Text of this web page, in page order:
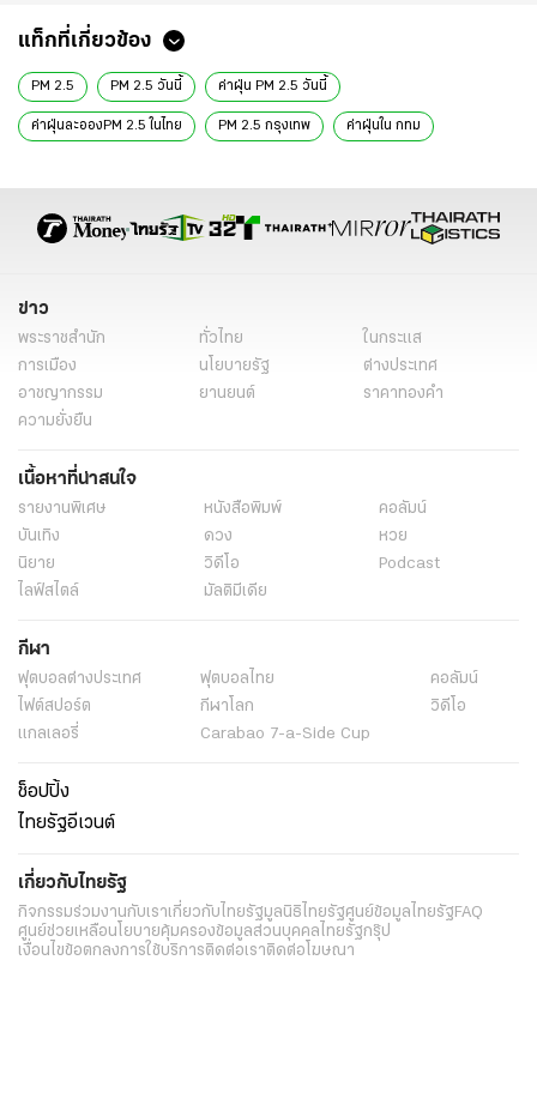
แท็กที่เกี่ยวข้อง
PM 2.5 PM 2.5 วันนี้ ค่าฝุ่น PM 2.5 วันนี้
ค่าฝุ่นละอองPM 2.5 ในไทย PM 2.5 กรุงเทพ ค่าฝุ่นใน กทม
ข่าว
พระราชสำนัก ทั่วไทย
ในกระแส
การเมือง
นโยบายรัฐ
ต่างประเทศ
อาชญากรรม
ยานยนต์
ราคาทองคำ
ความยั่งยืน
เนื้อหาที่น่าสนใจ
รายงานพิเศษ หนังสือพิมพ์
คอลัมน์
บันเทิง
ดวง
หวย
นิยาย
วิดีโอ
Podcast
ไลฟ์สไตล์
มัลติมีเดีย
กีฬา
ฟุตบอลต่่างประเทศ ฟุตบอลไทย
คอลัมน์
ไฟต์สปอร์ต
กีฬาโลก
วิดีโอ
แกลเลอรี่
Carabao 7-a-Side Cup
ช็อปปิ้ง
ไทยรัฐอีเวนต์
เกี่ยวกับไทยรัฐ
กิจกรรมร่วมงานกับเราเกี่ยวกับไทยรัฐมูลนิธิไทยรัฐศูนย์ข้อมูลไทยรัฐFAQ
ศูนย์ช่วยเหลือนโยบายคุ้มครองข้อมูลส่วนบุคคลไทยรัฐกรุ๊ป
เงื่อนไขข้อตกลงการใช้บริการติดต่อเราติดต่อโฆษณา